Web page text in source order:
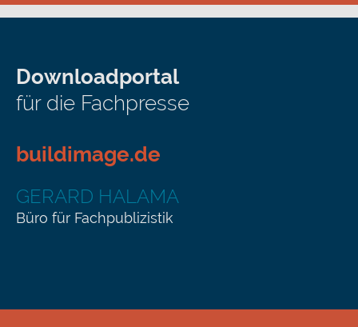
Downloadportal
für die Fachpresse
buildimage.de
GERARD HALAMA
Büro für Fachpublizistik